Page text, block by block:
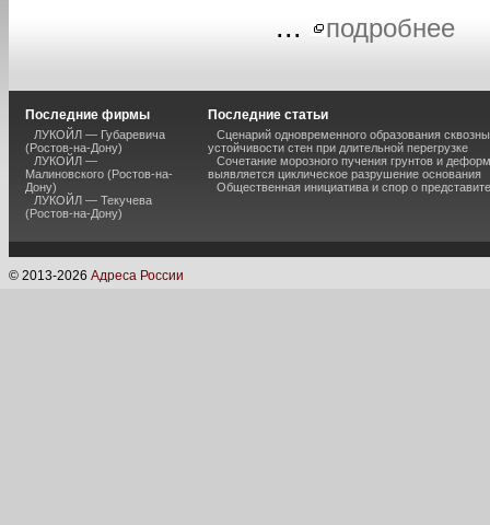
...
подробнее
Последние фирмы
ЛУКОЙЛ — Губаревича
(Ростов-на-Дону)
ЛУКОЙЛ —
Малиновского (Ростов-на-
Дону)
ЛУКОЙЛ — Текучева
(Ростов-на-Дону)
Последние статьи
Сценарий одновременного образования
устойчивости стен при длительной перегрузке
Сочетание морозного пучения грунтов и
выявляется циклическое разрушение основания
Общественная инициатива и спор о
© 2013-2026 Адреса России